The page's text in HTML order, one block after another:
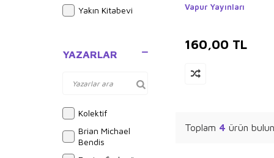
Yakın Kitabevi
YAZARLAR
Kolektif
Brian Michael
Bendis
Vapur Yayınları
160,00 TL
Toplam 4 ürün